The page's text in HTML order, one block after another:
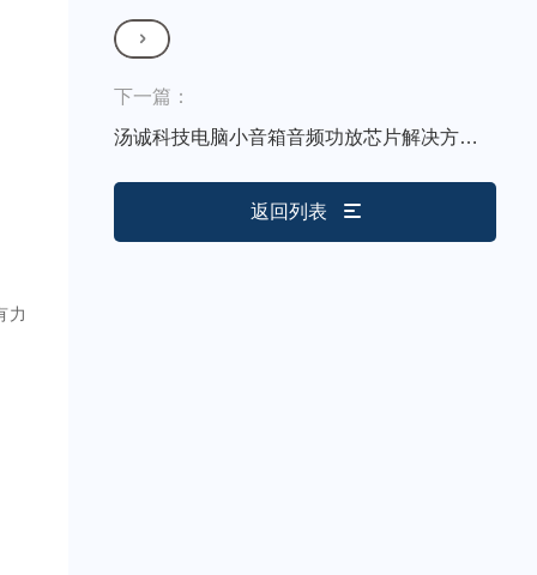
力
下一篇：
汤诚科技电脑小音箱音频功放芯片解决方
返回列表